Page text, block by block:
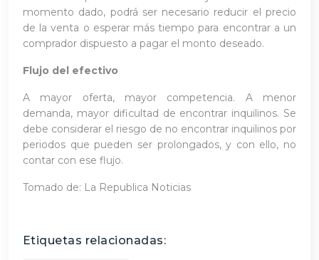
momento dado, podrá ser necesario reducir el precio
de la venta o esperar más tiempo para encontrar a un
comprador dispuesto a pagar el monto deseado.
Flujo del efectivo
A mayor oferta, mayor competencia. A menor
demanda, mayor dificultad de encontrar inquilinos. Se
debe considerar el riesgo de no encontrar inquilinos por
periodos que pueden ser prolongados, y con ello, no
contar con ese flujo.
Tomado de: La Republica Noticias
Etiquetas relacionadas: